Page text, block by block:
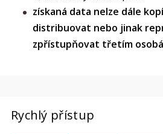
získaná data nelze dále
distribuovat nebo jinak
zpřístupňovat třetím
Rychlý přístup